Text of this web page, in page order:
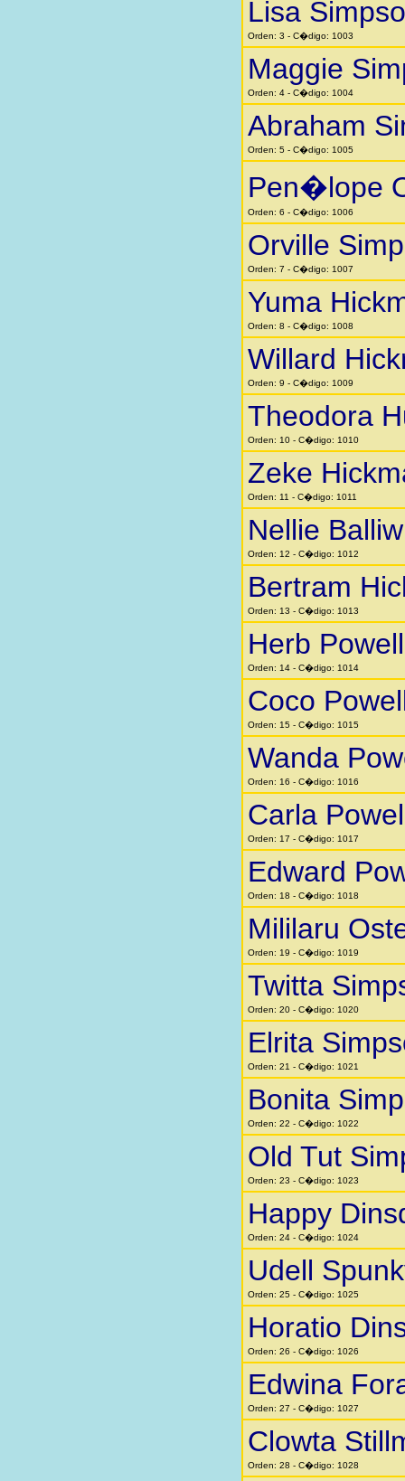
Lisa
Orden: 3 - C�digo: 1003
Maggie
Orden: 4 - C�digo: 1004
Abraham
Orden: 5 - C�digo: 1005
Pen�lope
Orden: 6 - C�digo: 1006
Orville
Orden: 7 - C�digo: 1007
Yuma
Orden: 8 - C�digo: 1008
Willard
Orden: 9 - C�digo: 1009
Theodora
Orden: 10 - C�digo: 1010
Zeke
Orden: 11 - C�digo: 1011
Nellie
Orden: 12 - C�digo: 1012
Bertram
Orden: 13 - C�digo: 1013
Herb Powell
Orden: 14 - C�digo: 1014
Coco
Orden: 15 - C�digo: 1015
Wanda
Orden: 16 - C�digo: 1016
Carla
Orden: 17 - C�digo: 1017
Edward
Orden: 18 - C�digo: 1018
Mililaru
Orden: 19 - C�digo: 1019
Twitta
Orden: 20 - C�digo: 1020
Elrita
Orden: 21 - C�digo: 1021
Bonita
Orden: 22 - C�digo: 1022
Old Tut
Orden: 23 - C�digo: 1023
Happy
Orden: 24 - C�digo: 1024
Udell
Orden: 25 - C�digo: 1025
Horatio
Orden: 26 - C�digo: 1026
Edwina
Orden: 27 - C�digo: 1027
Clowta
Orden: 28 - C�digo: 1028